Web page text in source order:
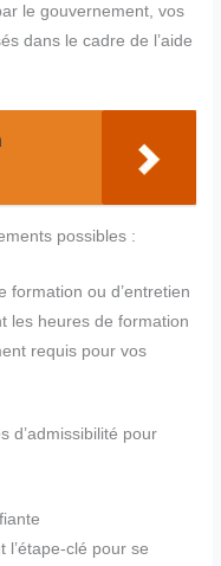
le gouvernement, vos
dans le cadre de l’aide
possibles :
formation ou d’entretien
les heures de formation
requis pour vos
d’admissibilité pour
l’étape-clé pour se